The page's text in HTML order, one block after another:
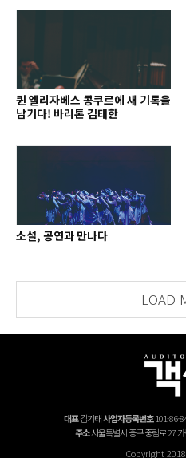
퀸 엘리자베스 콩쿠르에 새 기록을
남기다! 바리톤 김태한
소설, 공연과 만나다
LOAD
대표김기태사업자등록번호101-86-
주소서울특별시 중구 중림로 27
Copyright